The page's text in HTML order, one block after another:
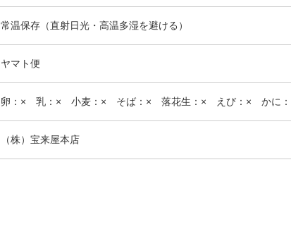
常温保存（直射日光・高温多湿を避ける）
ヤマト便
卵：× 乳：× 小麦：× そば：× 落花生：× えび：× かに
（株）宝来屋本店